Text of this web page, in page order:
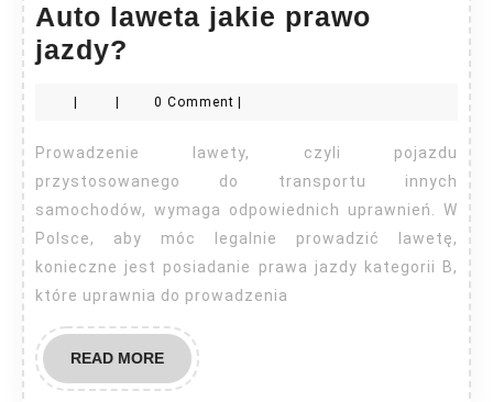
Auto laweta jakie prawo
jazdy?
jakie
prawo
jazdy?
0 Comment
Prowadzenie lawety, czyli pojazdu
przystosowanego do transportu innych
samochodów, wymaga odpowiednich uprawnień. W
Polsce, aby móc legalnie prowadzić lawetę,
konieczne jest posiadanie prawa jazdy kategorii B,
które uprawnia do prowadzenia
READ MOREREAD
MORE